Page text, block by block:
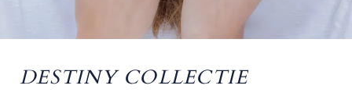
DESTINY COLLECTIE